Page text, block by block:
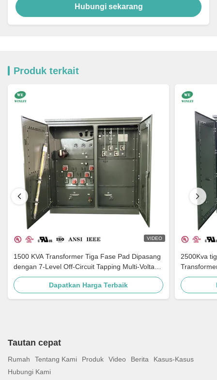
Hubungi sekarang
Produk terkait
VIDEO
1500 KVA Transformer Tiga Fase Pad Dipasang
dengan 7-Level Off-Circuit Tapping Multi-Voltage
Adaptasi dan Grounding Porcelain Bushing
Dapatkan Harga Terbaik
2500Kva
480Y IEEE
Tautan cepat
Rumah Tentang Kami Produk Video Berita
Kasus-Kasus
Hubungi Kami